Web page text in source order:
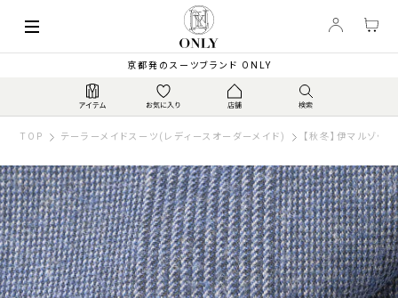
京都発のスーツブランド ONLY
TOP テーラーメイドスーツ(レディースオーダーメイド) 【秋冬】伊マルゾッ